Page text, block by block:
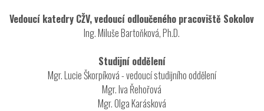
Vedoucí katedry CŽV, vedoucí odloučeného pracoviště Sokolov
Ing. Miluše Bartoňková, Ph.D.
Studijní oddělení
Mgr. Lucie Škorpíková - vedoucí studijního oddělení
Mgr. Iva Řehořová
Mgr. Olga Karásková